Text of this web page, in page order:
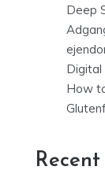
Deep
Digital
How